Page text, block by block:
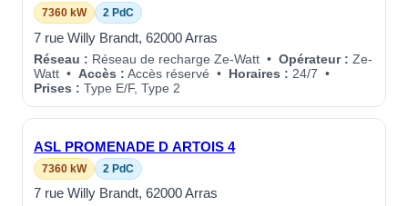
7360 kW 2 PdC
7 rue Willy Brandt, 62000 Arras
Réseau : Réseau de recharge Ze-Watt • Opérateur : Ze-
Watt • Accès : Accès réservé • Horaires : 24/7 •
Prises : Type E/F, Type 2
ASL PROMENADE D ARTOIS 4
7360 kW 2 PdC
7 rue Willy Brandt, 62000 Arras